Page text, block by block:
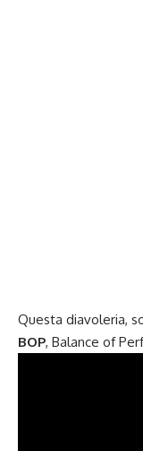
Questa diavoleria,
BOP, Balance of